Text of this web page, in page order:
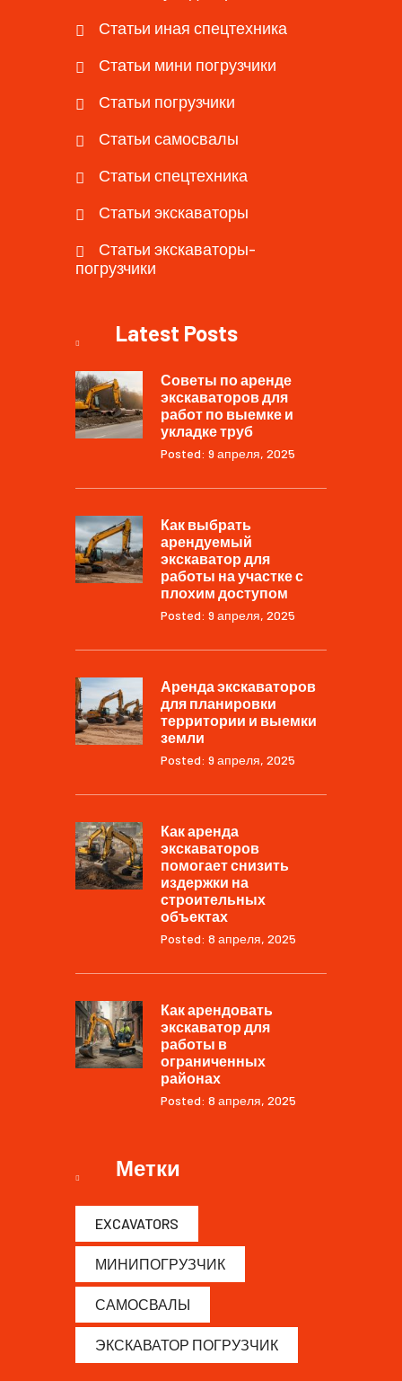
Статьи иная спецтехника
Статьи мини погрузчики
Статьи погрузчики
Статьи самосвалы
Статьи спецтехника
Статьи экскаваторы
Статьи экскаваторы-
погрузчики
Latest Posts
Советы по аренде
экскаваторов для
работ по выемке и
укладке труб
Posted: 9 апреля, 2025
Как выбрать
арендуемый
экскаватор для
работы на участке с
плохим доступом
Posted: 9 апреля, 2025
Аренда экскаваторов
для планировки
территории и выемки
земли
Posted: 9 апреля, 2025
Как аренда
экскаваторов
помогает снизить
издержки на
строительных
объектах
Posted: 8 апреля, 2025
Как арендовать
экскаватор для
работы в
ограниченных
районах
Posted: 8 апреля, 2025
Метки
EXCAVATORS
МИНИПОГРУЗЧИК
САМОСВАЛЫ
ЭКСКАВАТОР ПОГРУЗЧИК